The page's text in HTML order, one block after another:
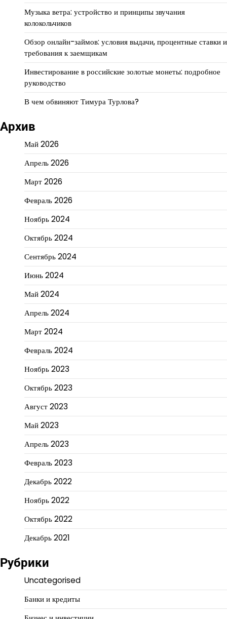
Музыка ветра: устройство и принципы звучания
колокольчиков
Обзор онлайн-займов: условия выдачи, процентные ставки и
требования к заемщикам
Инвестирование в российские золотые монеты: подробное
руководство
В чем обвиняют Тимура Турлова?
Архив
Май 2026
Апрель 2026
Март 2026
Февраль 2026
Ноябрь 2024
Октябрь 2024
Сентябрь 2024
Июнь 2024
Май 2024
Апрель 2024
Март 2024
Февраль 2024
Ноябрь 2023
Октябрь 2023
Август 2023
Май 2023
Апрель 2023
Февраль 2023
Декабрь 2022
Ноябрь 2022
Октябрь 2022
Декабрь 2021
Рубрики
Uncategorised
Банки и кредиты